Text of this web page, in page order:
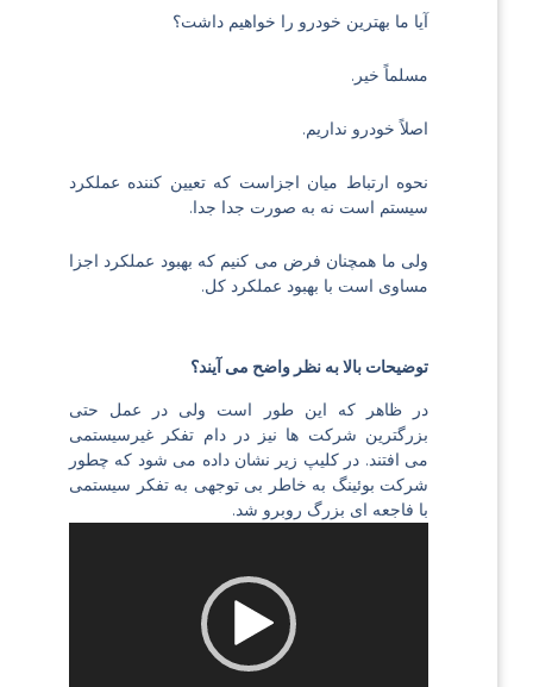
آیا ما بهترین خودرو را خواهیم داشت؟
مسلماً خیر.
اصلاً خودرو نداریم.
نحوه ارتباط میان اجزاست که تعیین کننده عملکرد
سیستم است نه به صورت جدا جدا.
ولی ما همچنان فرض می کنیم که بهبود عملکرد اجزا
مساوی است با بهبود عملکرد کل.
توضیحات بالا به نظر واضح می آیند؟
در ظاهر که این طور است ولی در عمل حتی
بزرگترین شرکت ها نیز در دام تفکر غیرسیستمی
می افتند. در کلیپ زیر نشان داده می شود که چطور
شرکت بوئینگ به خاطر بی توجهی به تفکر سیستمی
با فاجعه ای بزرگ روبرو شد.